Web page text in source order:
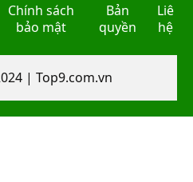
Chính sách
bảo mật
Bản
quyền
Liê
hệ
| Top9.com.vn